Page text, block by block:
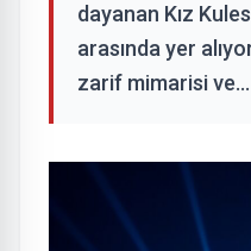
dayanan Kız
arasında yer
zarif mimarisi ve...